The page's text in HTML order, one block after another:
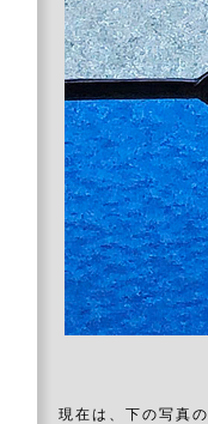
現在は、下の写真